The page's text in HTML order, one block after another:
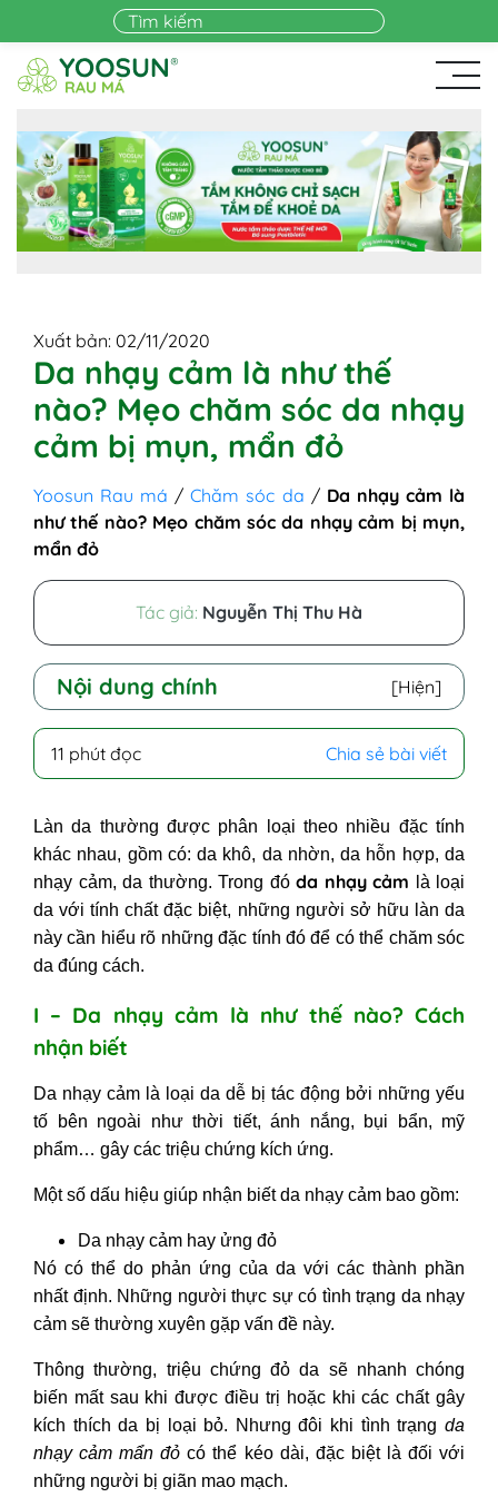
Skip to main content
Xuất bản: 02/11/2020
Da nhạy cảm là như thế
nào? Mẹo chăm sóc da nhạy
cảm bị mụn, mẩn đỏ
Yoosun Rau má /Chăm sóc da / Da nhạy cảm là
như thế nào? Mẹo chăm sóc da nhạy cảm bị mụn,
mẩn đỏ
Tác giả: Nguyễn Thị Thu Hà
Nội dung chính [Hiện]
I - Da nhạy cảm là như thế nào?
Cách nhận biết
III - Da nhạy cảm nên dùng gì? Sản
phẩm chăm sóc da nhạy cảm
1. Xịt khoáng cho da nhạy cảm
2. Da nhạy cảm nên dùng kem gì?
4. Da nhạy cảm nên dùng kem
6. Da nhạy cảm nên đắp mặt nạ gì?
Mặt nạ cho da nhạy cảm bị mụn
7. Chọn tẩy trang và toner da nhạy
8. Da nhạy cảm nên dùng kem nền
nào?
IV - Những câu hỏi thường gặp về
da nhạy cảm
1. Da nhạy cảm nên tránh thành
2. Da nhạy cảm có nên tẩy tế bào
chết?
3. Da nhạy cảm có nên dùng máy
rửa mặt?
4. Da nhạy cảm có nên dùng aha
11 phút đọc Chia sẻ bài viết
Làn da thường được phân loại theo nhiều đặc tính
khác nhau, gồm có: da khô, da nhờn, da hỗn hợp, da
nhạy cảm, da thường. Trong đó da nhạy cảm
là loại
da với tính chất đặc biệt, những người sở hữu làn da
này cần hiểu rõ những đặc tính đó để có thể chăm sóc
da đúng cách.
I – Da nhạy cảm là như thế nào? Cách
nhận biết
Da nhạy cảm là loại da dễ bị tác động bởi những yếu
tố bên ngoài như thời tiết, ánh nắng, bụi bẩn, mỹ
phẩm… gây các triệu chứng kích ứng.
Một số dấu hiệu giúp nhận biết da nhạy cảm bao gồm:
Da nhạy cảm hay ửng đỏ
Nó có thể do phản ứng của da với các thành phần
nhất định. Những người thực sự có tình trạng da nhạy
cảm sẽ thường xuyên gặp vấn đề này.
Thông thường, triệu chứng đỏ da sẽ nhanh chóng
biến mất sau khi được điều trị hoặc khi các chất gây
kích thích da bị loại bỏ. Nhưng đôi khi tình trạng da
nhạy cảm mẩn đỏ có thể kéo dài, đặc biệt là đối với
những người bị giãn mao mạch.